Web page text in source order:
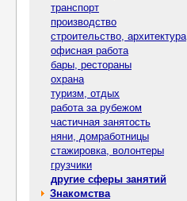
транспорт
производство
строительство, архитектура
офисная работа
бары, рестораны
охрана
туризм, отдых
работа за рубежом
частичная занятость
няни, домработницы
стажировка, волонтеры
грузчики
другие сферы занятий
Знакомства